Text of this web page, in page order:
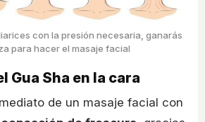
con la presión necesaria, ganarás
para hacer el masaje facial
Gua Sha en la cara
de un masaje facial con